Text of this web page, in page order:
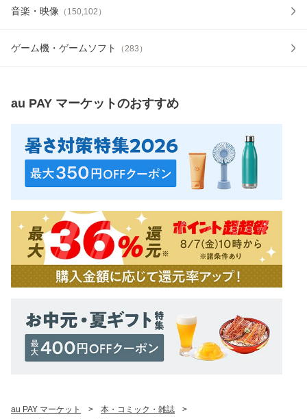
音楽・映像 （ 150,102 ）
ゲーム機・ゲームソフト （283 ）
au PAY マーケットのおすすめ
au PAY マーケット > 本・コミック・雑誌
>